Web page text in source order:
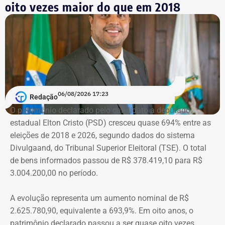
tornou conhecida do público ao filmar as agressões que
sofria do ex-marido, o empresário e ex-diplomata Sérgio
Schiller Thompson-Flores. Em setembro do ano seguinte,
a Justiça do Rio o condenou a três anos de prisão em
regime semiaberto.
Em conversa com o TEMPO REAL RJ, Cristiane analisa o
que ainda falta às mulheres na hora de denunciar os
companheiros por violência doméstica.
“Creio que duas coisas ainda impedem as mulheres de
seguirem adiante nesta batalha. A vergonha e o medo.
Porque é necessário ter mais do que coragem para seguir
adiante no enfrentamento à violência doméstica. Pois
primeiro é o temor de continuar viva e estar ao lado do
agressor. E o outro é o que vai acontecer com ela depois
oito vezes maior do que em 2018
Redação06/08/2026 17:23
O patrimônio declarado pelo candidato a deputado
estadual Elton Cristo (PSD) cresceu quase 694% entre as
eleições de 2018 e 2026, segundo dados do sistema
Divulgaand, do Tribunal Superior Eleitoral (TSE). O total
de bens informados passou de R$ 378.419,10 para R$
3.004.200,00 no período.
A evolução representa um aumento nominal de R$
2.625.780,90, equivalente a 693,9%. Em oito anos, o